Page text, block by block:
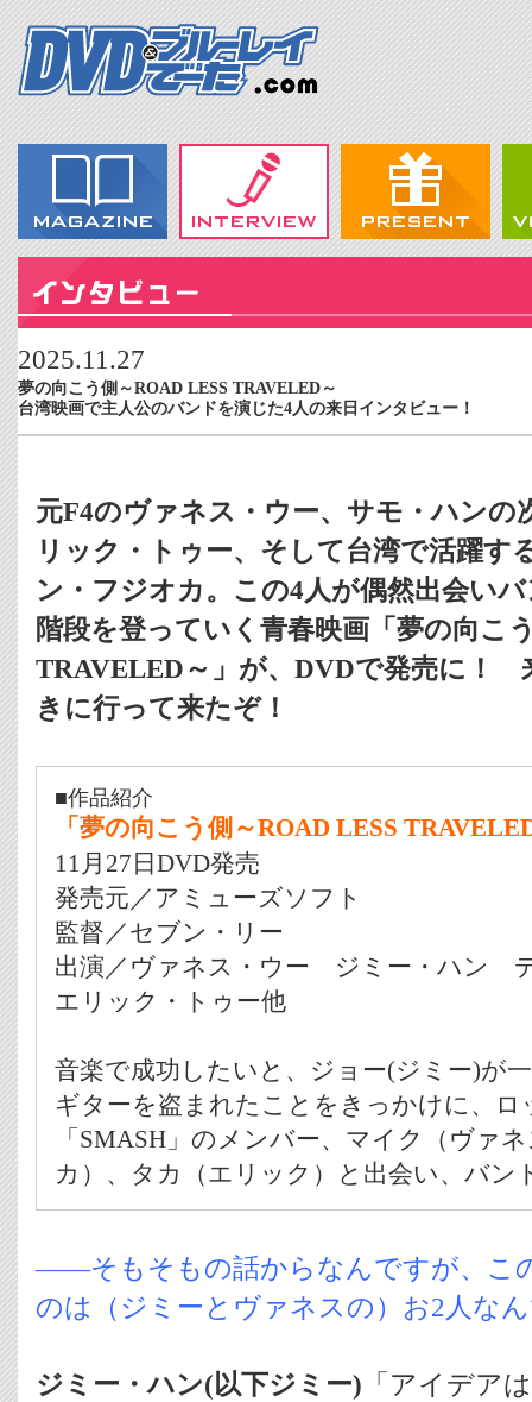
2025.11.27
夢の向こう側～ROAD LESS TRAVELED～
台湾映画で主人公のバンドを演じた4人の来日インタビュー！
元F4のヴァネス・ウー、サモ・ハンの
リック・トゥー、そして台湾で活躍す
ン・フジオカ。この4人が偶然出会い
階段を登っていく青春映画「夢の向こ
TRAVELED～」が、DVDで発売に！
きに行って来たぞ！
■作品紹介
「夢の向こう側～ROAD LESS
11月27日DVD発売
発売元／アミューズソフト
監督／セブン・リー
出演／ヴァネス・ウー ジミー・ハン
エリック・トゥー他
音楽で成功したいと、ジョー(ジミー)が
ギターを盗まれたことをきっかけに、ロ
「SMASH」のメンバー、マイク（ヴァ
カ）、タカ（エリック）と出会い、バン
――そもそもの話からなんですが、こ
のは（ジミーとヴァネスの）お2人な
ジミー・ハン(以下ジミー) 「アイデア